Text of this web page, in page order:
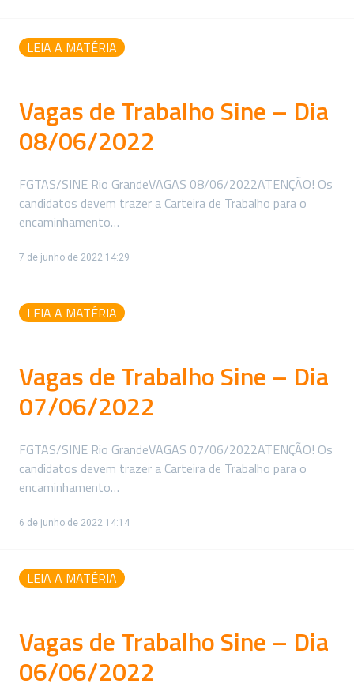
LEIA A MATÉRIA
Vagas de Trabalho Sine – Dia
08/06/2022
FGTAS/SINE Rio GrandeVAGAS 08/06/2022ATENÇÃO! Os
candidatos devem trazer a Carteira de Trabalho para o
encaminhamento…
7 de junho de 2022 14:29
LEIA A MATÉRIA
Vagas de Trabalho Sine – Dia
07/06/2022
FGTAS/SINE Rio GrandeVAGAS 07/06/2022ATENÇÃO! Os
candidatos devem trazer a Carteira de Trabalho para o
encaminhamento…
6 de junho de 2022 14:14
LEIA A MATÉRIA
Vagas de Trabalho Sine – Dia
06/06/2022